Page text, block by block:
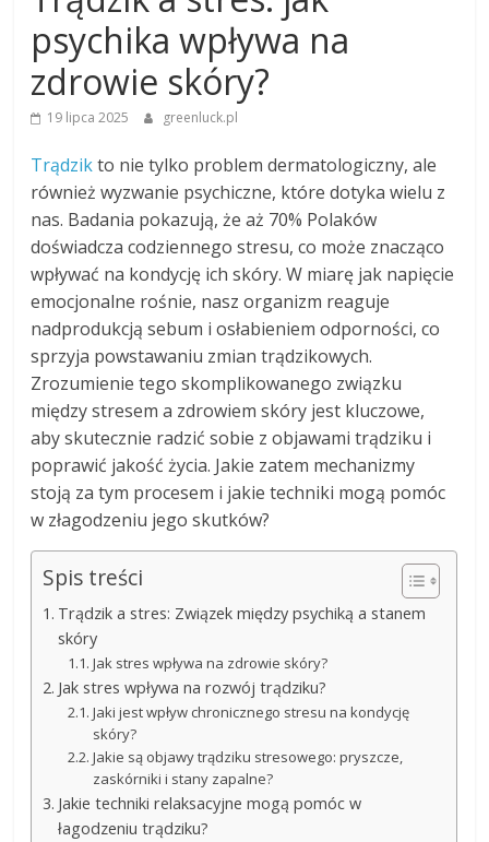
psychika wpływa na
zdrowie skóry?
19 lipca 2025 greenluck.pl
Trądzikto nie tylko problem dermatologiczny, ale
również wyzwanie psychiczne, które dotyka wielu z
nas. Badania pokazują, że aż 70% Polaków
doświadcza codziennego stresu, co może znacząco
wpływać na kondycję ich skóry. W miarę jak napięcie
emocjonalne rośnie, nasz organizm reaguje
nadprodukcją sebum i osłabieniem odporności, co
sprzyja powstawaniu zmian trądzikowych.
Zrozumienie tego skomplikowanego związku
między stresem a zdrowiem skóry jest kluczowe,
aby skutecznie radzić sobie z objawami trądziku i
poprawić jakość życia. Jakie zatem mechanizmy
stoją za tym procesem i jakie techniki mogą pomóc
w złagodzeniu jego skutków?
Spis treści
Trądzik a stres: Związek między psychiką a stanem
skóry
Jak stres wpływa na zdrowie skóry?
Jak stres wpływa na rozwój trądziku?
Jaki jest wpływ chronicznego stresu na kondycję
skóry?
Jakie są objawy trądziku stresowego: pryszcze,
zaskórniki i stany zapalne?
Jakie techniki relaksacyjne mogą pomóc w
łagodzeniu trądziku?